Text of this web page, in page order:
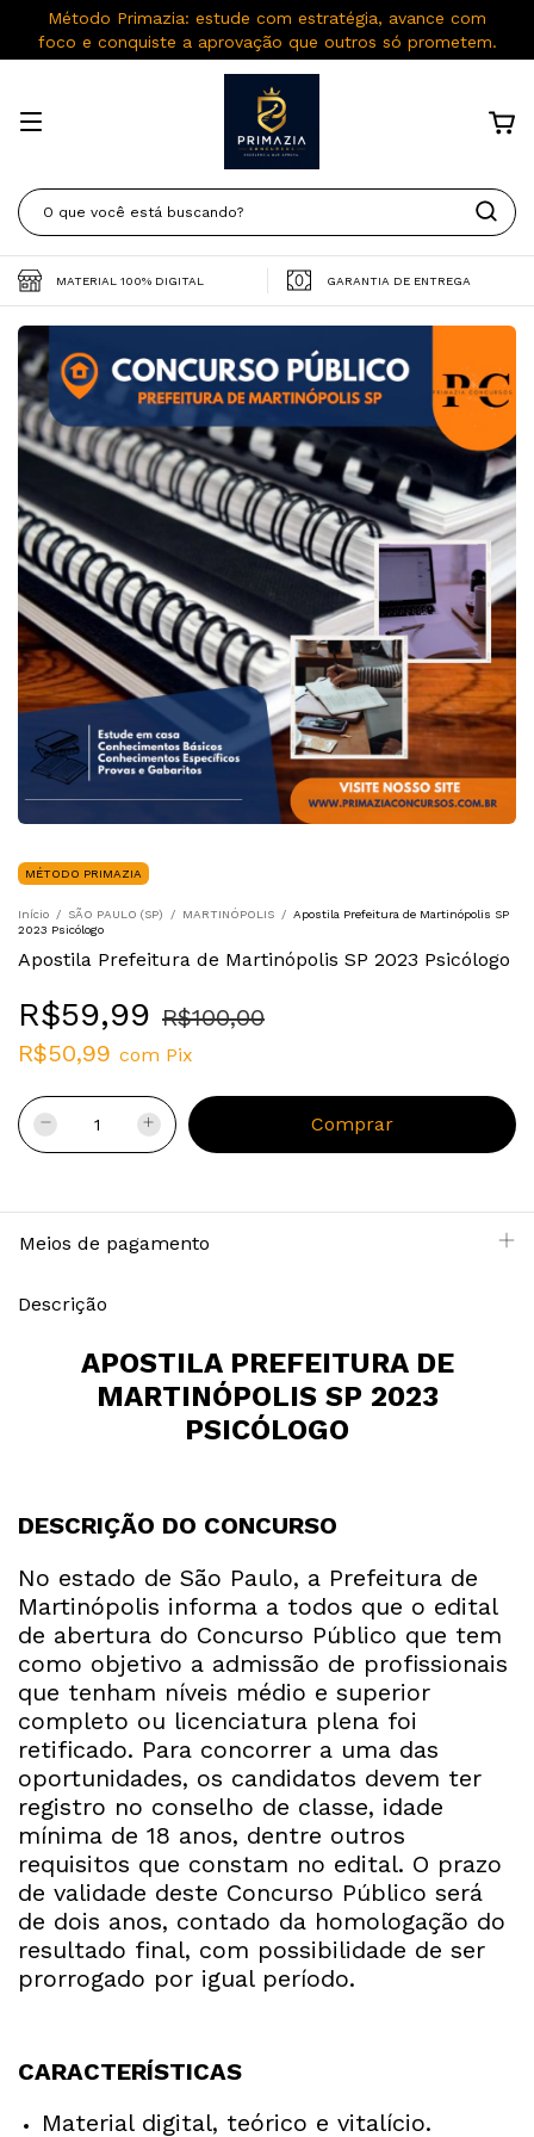
Método Primazia: estude com estratégia, avance com
foco e conquiste a aprovação que outros só prometem.
MATERIAL 100% DIGITAL GARANTIA DE ENTREGA
MÉTODO PRIMAZIA
Início / SÃO PAULO (SP) / MARTINÓPOLIS / Apostila Prefeitura de Martinópolis SP
2023 Psicólogo
Apostila Prefeitura de Martinópolis SP 2023 Psicólogo
R$59,99 R$100,00
R$50,99 com Pix
Meios de pagamento
Descrição
APOSTILA PREFEITURA DE
MARTINÓPOLIS SP 2023
PSICÓLOGO
DESCRIÇÃO DO CONCURSO
No estado de São Paulo, a Prefeitura de
Martinópolis informa a todos que o edital
de abertura do Concurso Público que tem
como objetivo a admissão de profissionais
que tenham níveis médio e superior
completo ou licenciatura plena foi
retificado. Para concorrer a uma das
oportunidades, os candidatos devem ter
registro no conselho de classe, idade
mínima de 18 anos, dentre outros
requisitos que constam no edital. O prazo
de validade deste Concurso Público será
de dois anos, contado da homologação do
resultado final, com possibilidade de ser
prorrogado por igual período.
CARACTERÍSTICAS
Material digital, teórico e vitalício.